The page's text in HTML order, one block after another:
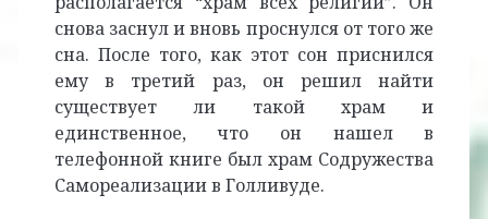
снова заснул и вновь проснулся от того же
сна. После того, как этот сон приснился
ему в третий раз, он решил найти
существует ли такой храм и
единственное, что он нашел в
телефонной книге был храм Содружества
Самореализации в Голливуде.